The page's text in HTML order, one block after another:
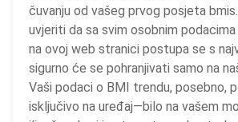
čuvanju od vašeg prvog posjeta
uvjeriti da sa svim osobnim
na ovoj web stranici postupa se s
sigurno će se pohranjivati ​​samo na
Vaši podaci o BMI trendu, posebno,
isključivo na uređaj—bilo na vašem